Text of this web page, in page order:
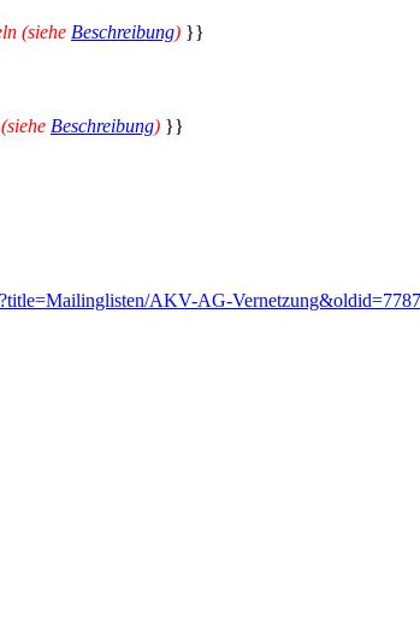
(siehe Beschreibung) }}
Beschreibung) }}
AKV-AG-